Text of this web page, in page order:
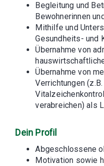
Begleitung und
Bewohnerinnen
Mithilfe und
Gesundheits- und
Übernahme von
Übernahme von
Verrichtungen
verabreichen) als
Dein Profil
Abgeschlossene
Motivation sowie